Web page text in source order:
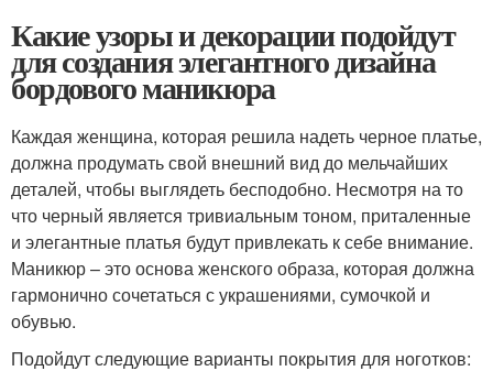
Какие узоры и декорации подойдут
для создания элегантного дизайна
бордового маникюра
Каждая женщина, которая решила надеть черное платье,
должна продумать свой внешний вид до мельчайших
деталей, чтобы выглядеть бесподобно. Несмотря на то
что черный является тривиальным тоном, приталенные
и элегантные платья будут привлекать к себе внимание.
Маникюр – это основа женского образа, которая должна
гармонично сочетаться с украшениями, сумочкой и
обувью.
Подойдут следующие варианты покрытия для ноготков: